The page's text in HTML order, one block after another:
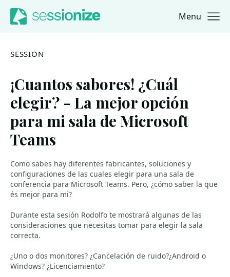
Jump to navigation
Jump to content Menu
SESSION
¡Cuantos sabores! ¿Cuál
elegir? - La mejor opción
para mi sala de Microsoft
Teams
Como sabes hay diferentes fabricantes, soluciones y
configuraciones de las cuales elegir para una sala de
conferencia para Microsoft Teams. Pero, ¿cómo saber la que
és mejor para mi?
Durante esta sesión Rodolfo te mostrará algunas de las
consideraciones que necesitas tomar para elegir la sala
correcta.
¿Uno o dos monitores? ¿Cancelación de ruido?¿Android o
Windows? ¿Licenciamiento?